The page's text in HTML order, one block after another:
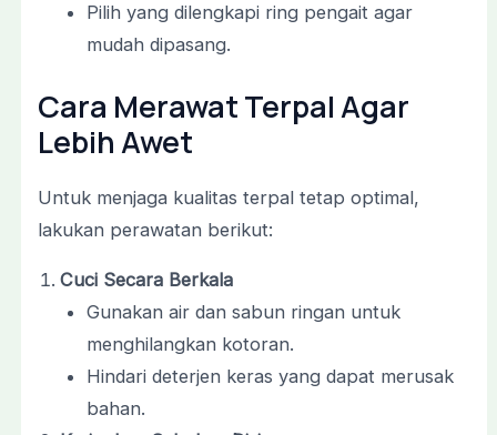
Pilih yang dilengkapi ring pengait agar
mudah dipasang.
Cara Merawat Terpal Agar
Lebih Awet
Untuk menjaga kualitas terpal tetap optimal,
lakukan perawatan berikut:
Cuci Secara Berkala
Gunakan air dan sabun ringan untuk
menghilangkan kotoran.
Hindari deterjen keras yang dapat merusak
bahan.